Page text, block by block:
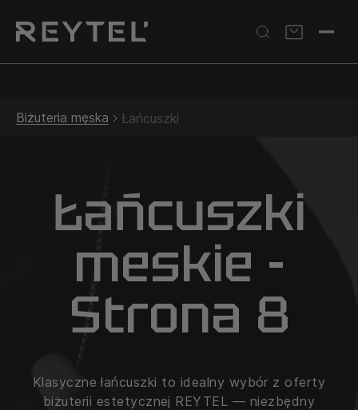
Biżuteria męska Łańcuszki
Łańcuszki
meskie -
Strona 8
Klasyczne łańcuszki to idealny wybór z oferty
biżuterii estetycznej REYTEL — niezbędny
Złota biżuteria: –30% | Do 31.08